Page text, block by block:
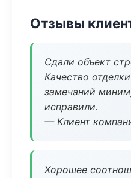
Отзывы
Сдали объект
Качество
замечаний
исправили.
— Клиент
Хорошее